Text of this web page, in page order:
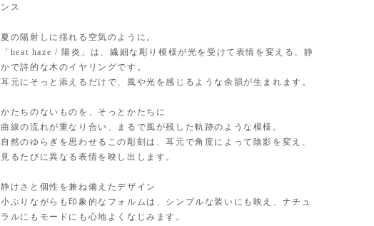
ンス
夏の陽射しに揺れる空気のように。
「heat haze / 陽炎」は、繊細な彫り模様が光を受けて表情を変える、静
かで詩的な木のイヤリングです。
耳元にそっと添えるだけで、風や光を感じるような余韻が生まれます。
かたちのないものを、そっとかたちに
曲線の流れが重なり合い、まるで風が残した軌跡のような模様。
自然のゆらぎを思わせるこの彫刻は、耳元で角度によって陰影を変え、
見るたびに異なる表情を映し出します。
静けさと個性を兼ね備えたデザイン
小ぶりながらも印象的なフォルムは、シンプルな装いにも映え、ナチュ
ラルにもモードにも心地よくなじみます。